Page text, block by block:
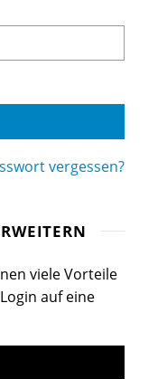
vergessen?
viele Vorteile
auf eine